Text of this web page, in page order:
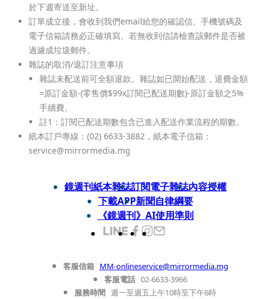
於下週寄送至新址。
訂單成立後，會收到我們email給您的確認信。手機號碼及
電子信箱請務必正確填寫。若無收到信請檢查該郵件是否被
過濾成垃圾郵件。
雜誌的取消/退訂注意事項
雜誌未配送前可全額退款。雜誌如已開始配送，退費金額
=原訂金額-(零售價$99x訂閱已配送期數)-原訂金額之5%
手續費。
註1：訂閱已配送期數包含已進入配送作業流程的期數。
紙本訂戶專線：(02) 6633-3882，紙本電子信箱：
service@mirrormedia.mg
鏡週刊紙本雜誌訂閱電子雜誌內容授權
下載APP新聞自律綱要
《鏡週刊》AI使用準則
客服信箱 MM-onlineservice@mirrormedia.mg
客服電話 02-6633-3966
服務時間 週一至週五上午10時至下午6時